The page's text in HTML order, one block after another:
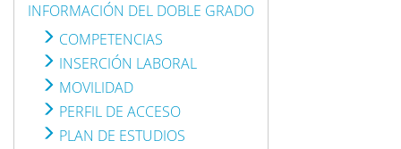
INFORMACIÓN DEL DOBLE GRADO
COMPETENCIAS
INSERCIÓN LABORAL
MOVILIDAD
PERFIL DE ACCESO
PLAN DE ESTUDIOS